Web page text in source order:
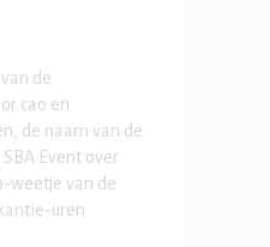
de
cao en
de naam van de
Event over
weetje van de
uren